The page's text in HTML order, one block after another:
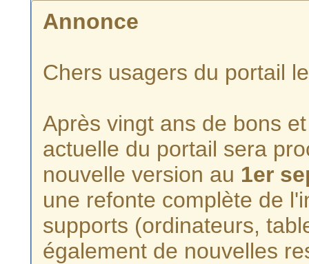
Annonce
Chers usagers du portail
Après vingt ans de bons
actuelle du portail sera
nouvelle version au 1er
une refonte complète de
supports (ordinateurs,
également de nouvelles